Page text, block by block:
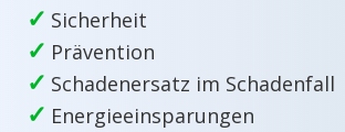
✓ Sicherheit
✓ Prävention
✓ Schadenersatz im Schadenfall
✓ Energieeinsparungen